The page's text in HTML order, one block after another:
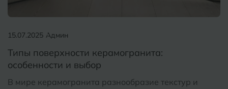
15.07.2025 Админ
Типы поверхности керамогранита:
особенности и выбор
В мире керамогранита разнообразие текстур и